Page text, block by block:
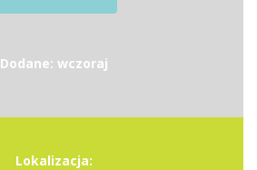
Dodane: wczoraj
Lokalizacja: